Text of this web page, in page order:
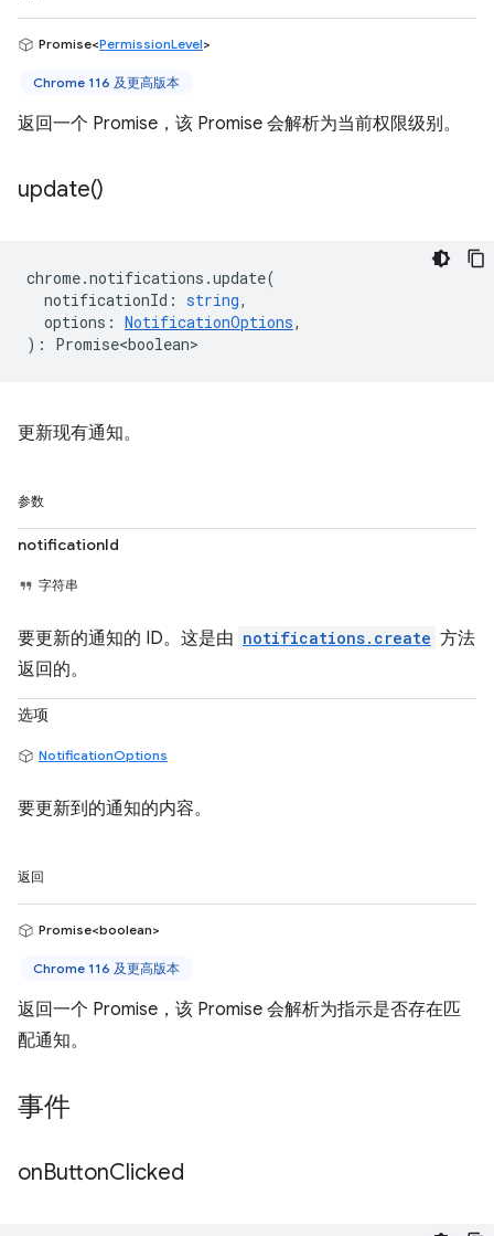
Promise<PermissionLevel>
Chrome 116 及更高版本
返回一个 Promise，该 Promise 会解析为当前权限级别。
update()
chrome.notifications .update(
notificationId : string,
options : NotificationOptions,
) : Promise<boolean>
更新现有通知。
参数
notificationId
字符串
要更新的通知的 ID。这是由 notifications.create 方法
返回的。
选项
NotificationOptions
要更新到的通知的内容。
返回
Promise<boolean>
Chrome 116 及更高版本
返回一个 Promise，该 Promise 会解析为指示是否存在匹
配通知。
事件
onButtonClicked